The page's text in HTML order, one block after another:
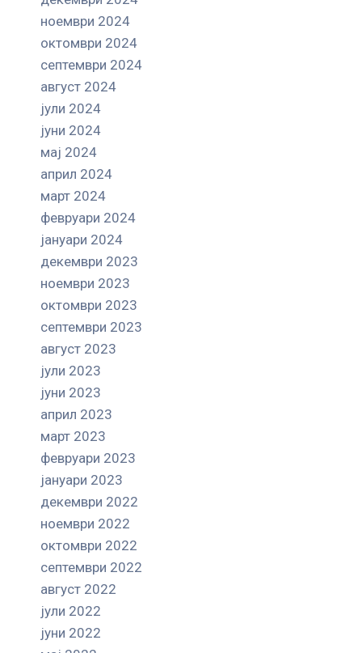
ноември 2024
октомври 2024
септември 2024
август 2024
јули 2024
јуни 2024
мај 2024
април 2024
март 2024
февруари 2024
јануари 2024
декември 2023
ноември 2023
октомври 2023
септември 2023
август 2023
јули 2023
јуни 2023
април 2023
март 2023
февруари 2023
јануари 2023
декември 2022
ноември 2022
октомври 2022
септември 2022
август 2022
јули 2022
јуни 2022